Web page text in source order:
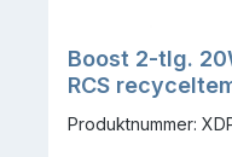
Boost 2-tlg.
RCS
Produktnummer: